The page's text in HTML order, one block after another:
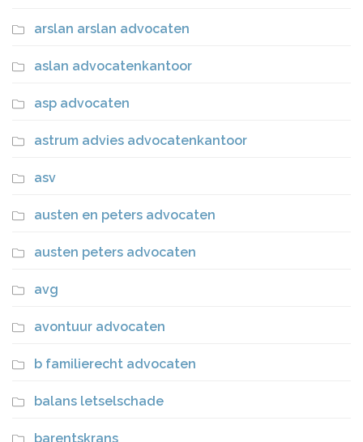
arslan arslan advocaten
aslan advocatenkantoor
asp advocaten
astrum advies advocatenkantoor
asv
austen en peters advocaten
austen peters advocaten
avg
avontuur advocaten
b familierecht advocaten
balans letselschade
barentskrans